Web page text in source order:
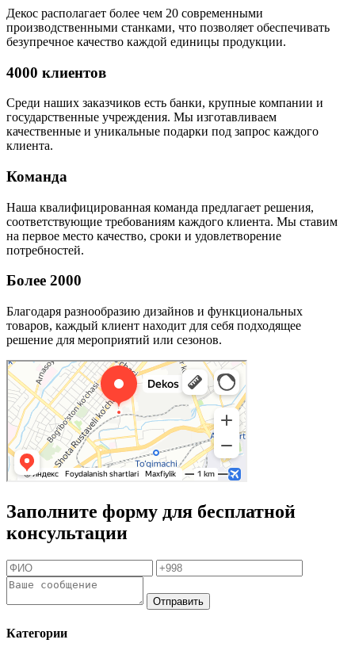
Декос располагает более чем 20 современными
производственными станками, что позволяет обеспечивать
безупречное качество каждой единицы продукции.
4000 клиентов
Среди наших заказчиков есть банки, крупные компании и
государственные учреждения. Мы изготавливаем
качественные и уникальные подарки под запрос каждого
клиента.
Команда
Наша квалифицированная команда предлагает решения,
соответствующие требованиям каждого клиента. Мы ставим
на первое место качество, сроки и удовлетворение
потребностей.
Более 2000
Благодаря разнообразию дизайнов и функциональных
товаров, каждый клиент находит для себя подходящее
решение для мероприятий или сезонов.
Заполните форму для бесплатной
консультации
Отправить
Категории